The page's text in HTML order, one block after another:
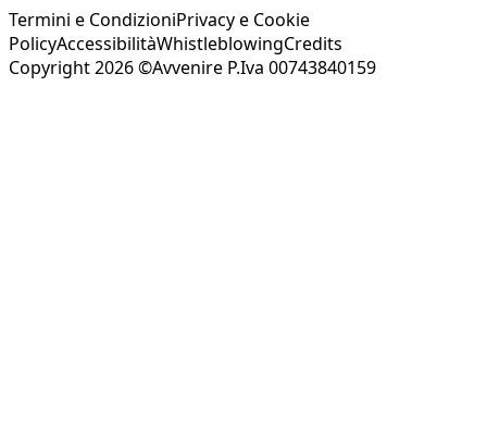
Termini e CondizioniPrivacy e Cookie
PolicyAccessibilitàWhistleblowingCredits
Copyright 2026 ©Avvenire P.Iva 00743840159